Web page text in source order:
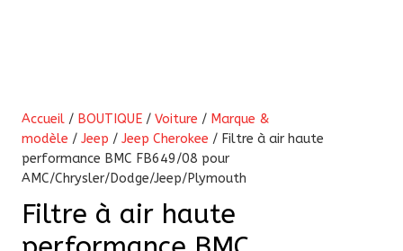
Accueil / BOUTIQUE / Voiture / Marque &
modèle / Jeep / Jeep Cherokee / Filtre à air haute
performance BMC FB649/08 pour
AMC/Chrysler/Dodge/Jeep/Plymouth
Filtre à air haute